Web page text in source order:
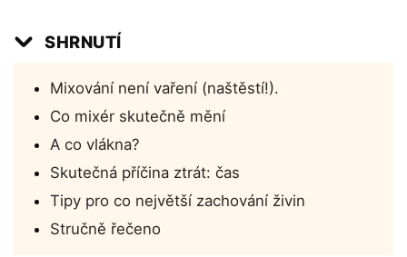
SHRNUTÍ
Mixování není vaření (naštěstí!).
Co mixér skutečně mění
A co vlákna?
Skutečná příčina ztrát: čas
Tipy pro co největší zachování živin
Stručně řečeno